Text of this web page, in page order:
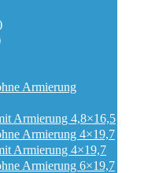
Armierung
Armierung 4,8×16,5
Armierung 4×19,7
Armierung 4×19,7
Armierung 6×19,7